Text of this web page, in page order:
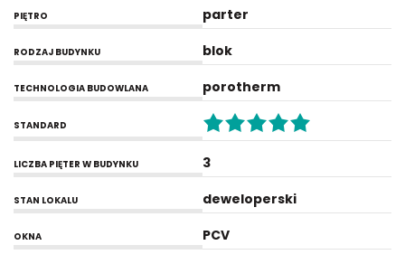
PIĘTRO parter
RODZAJ BUDYNKU blok
TECHNOLOGIA BUDOWLANA porotherm
STANDARD
LICZBA PIĘTER W BUDYNKU 3
STAN LOKALU deweloperski
OKNA PCV